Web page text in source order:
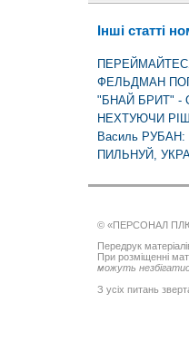
Інші статті
ФЕЛЬДМАН
"БНАЙ БРИТ" -
НЕХТУЮЧИ
Василь
ПИЛЬНУЙ,
© «ПЕРСОНАЛ
Передрук
При розміщенні
можуть
З усіх питань